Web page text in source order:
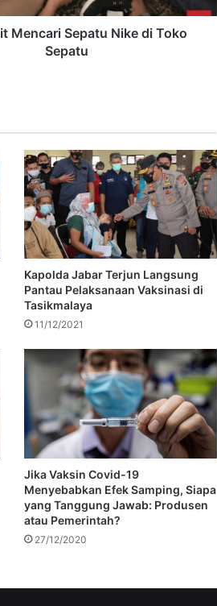
Mencari Sepatu Nike di Toko
Sepatu
Kapolda Jabar Terjun Langsung
Pantau Pelaksanaan Vaksinasi di
Tasikmalaya
11/12/2021
Jika Vaksin Covid-19
Menyebabkan Efek Samping, Siapa
yang Tanggung Jawab: Produsen
atau Pemerintah?
27/12/2020